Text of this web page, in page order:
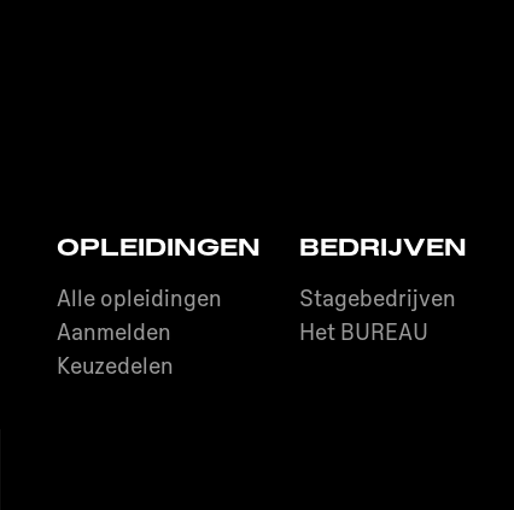
OPLEIDINGEN
Alle opleidingen
Aanmelden
Keuzedelen
BEDRIJVEN
Stagebedrijven
Het BUREAU